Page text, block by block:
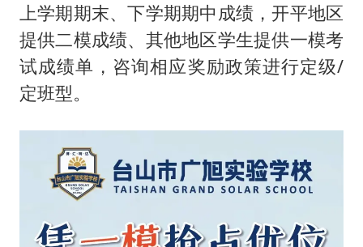
宇树申购 中一签有望赚20万元
男子结婚8年3个女儿都不是亲生
白海豚可深入内陆制造大范围风雨
手机真会“偷听”我们说话吗
5万小车卖不动 微型代步车集体遇冷
上学期期末、下学期期中成绩，开平地区
提供二模成绩、其他地区学生提供一模考
试成绩单，咨询相应奖励政策进行定级/
定班型。